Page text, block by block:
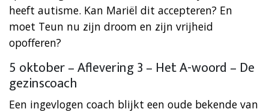
heeft autisme. Kan Mariël dit accepteren? En
moet Teun nu zijn droom en zijn vrijheid
opofferen?
5 oktober – Aflevering 3 – Het A-woord – De
gezinscoach
Een ingevlogen coach blijkt een oude bekende van